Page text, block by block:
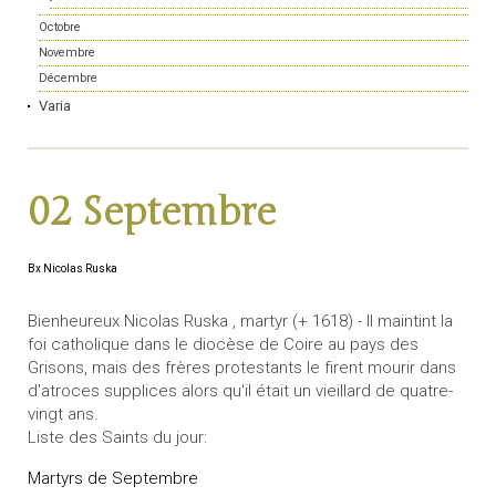
Octobre
Novembre
Décembre
Varia
02 Septembre
Bx Nicolas Ruska
Bienheureux Nicolas Ruska , martyr (+ 1618) - Il maintint la
foi catholique dans le diocèse de Coire au pays des
Grisons, mais des frères protestants le firent mourir dans
d'atroces supplices alors qu'il était un vieillard de quatre-
vingt ans.
Liste des Saints du jour:
Martyrs de Septembre